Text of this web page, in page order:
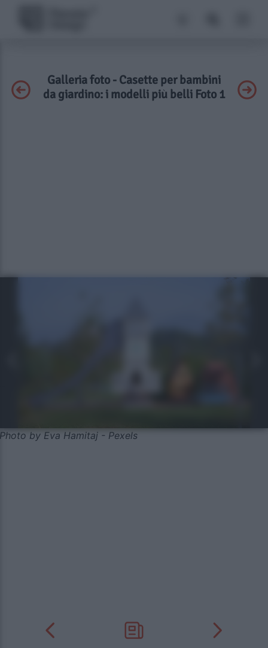
Galleria foto - Casette per bambini
da giardino: i modelli più belli Foto 1
Photo by Eva Hamitaj - Pexels